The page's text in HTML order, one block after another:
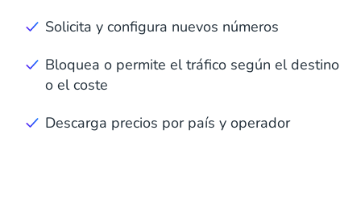
Solicita y configura nuevos números
Bloquea o permite el tráfico según el destino
o el coste
Descarga precios por país y operador